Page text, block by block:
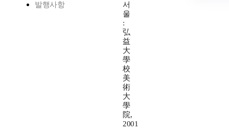
발행사항
서
울
:
弘
益
大
學
校
美
術
大
學
院,
2001